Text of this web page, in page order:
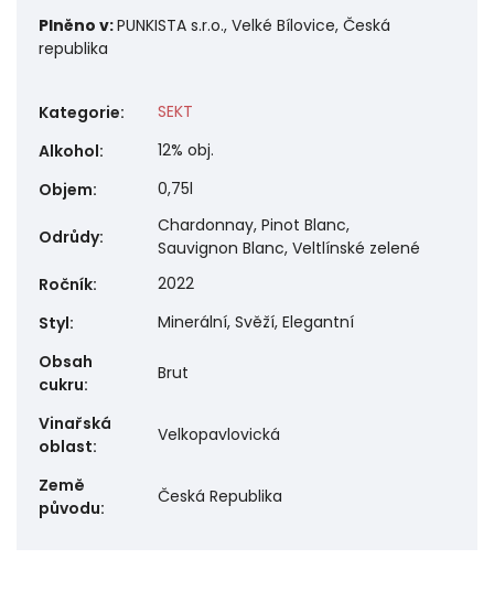
Plněno v:PUNKISTA s.r.o., Velké Bílovice, Česká
republika
Kategorie:
SEKT
Alkohol:
12% obj.
Objem: 0,75l
Odrůdy:
Chardonnay, Pinot Blanc,
Sauvignon Blanc, Veltlínské zelené
Ročník:
2022
Styl:
Minerální, Svěží, Elegantní
Obsah
cukru:
Brut
Vinařská
oblast:
Velkopavlovická
Země
původu:
Česká Republika